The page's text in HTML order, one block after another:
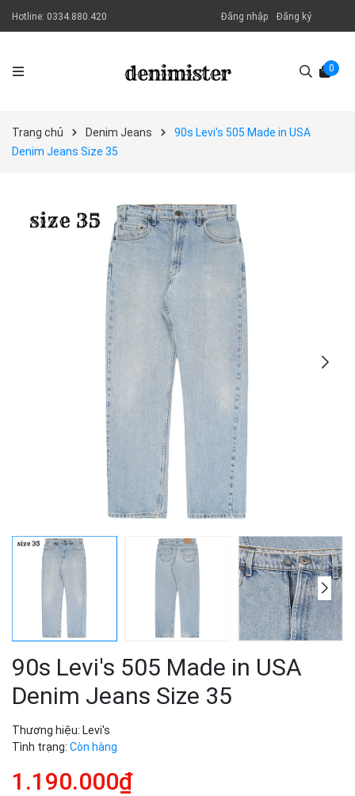
Hotline: 0334.880.420 Đăng nhập Đăng ký
0
Trang chủ Denim Jeans
90s Levi's 505 Made in USA
Denim Jeans Size 35
90s Levi's 505 Made in USA
Denim Jeans Size 35
Thương hiệu: Levi's
Tình trạng: Còn hàng
1.190.000₫